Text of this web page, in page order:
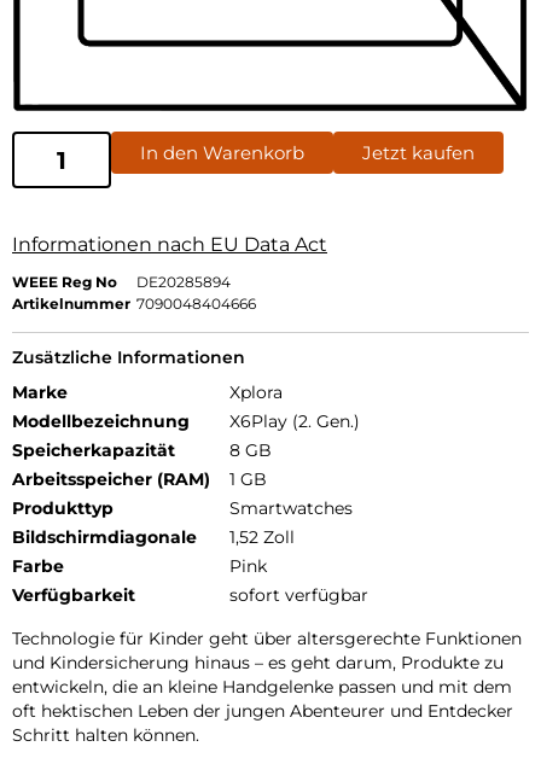
In den Warenkorb Jetzt kaufen
Informationen nach EU Data Act
WEEE Reg No
DE20285894
Artikelnummer 7090048404666
Zusätzliche Informationen
Marke
Xplora
Modellbezeichnung
X6Play (2. Gen.)
Speicherkapazität
8 GB
Arbeitsspeicher (RAM)
1 GB
Produkttyp
Smartwatches
Bildschirmdiagonale
1,52 Zoll
Farbe
Pink
Verfügbarkeit
sofort verfügbar
Technologie für Kinder geht über altersgerechte Funktionen
und Kindersicherung hinaus – es geht darum, Produkte zu
entwickeln, die an kleine Handgelenke passen und mit dem
oft hektischen Leben der jungen Abenteurer und Entdecker
Schritt halten können.